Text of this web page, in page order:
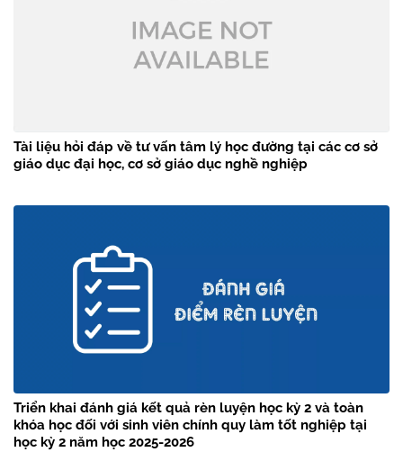
Tài liệu hỏi đáp về tư vấn tâm lý học đường tại các cơ sở
giáo dục đại học, cơ sở giáo dục nghề nghiệp
Triển khai đánh giá kết quả rèn luyện học kỳ 2 và toàn
khóa học đối với sinh viên chính quy làm tốt nghiệp tại
học kỳ 2 năm học 2025-2026